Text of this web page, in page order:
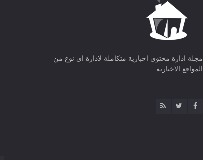
مجلة ادارة محتوى اخبارية متكاملة لادارة اى نوع من
المواقع الاخبارية